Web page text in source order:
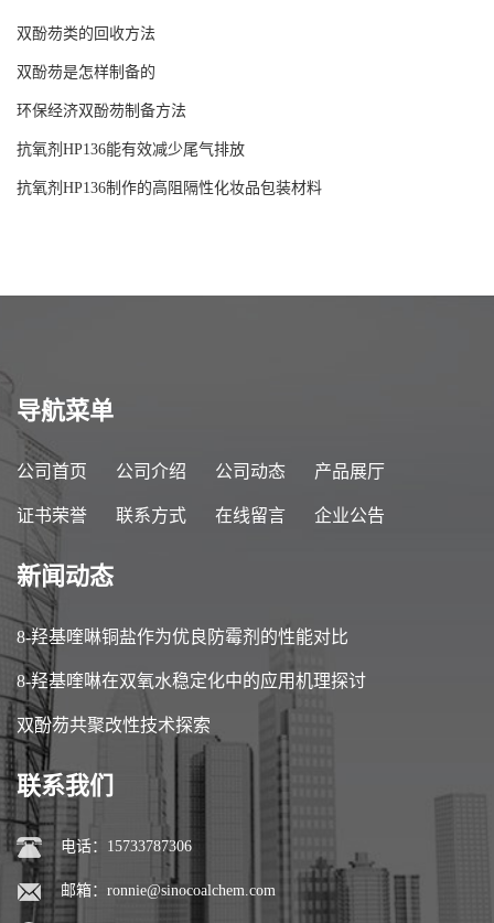
双酚芴类的回收方法
双酚芴是怎样制备的
环保经济双酚芴制备方法
抗氧剂HP136能有效减少尾气排放
抗氧剂HP136制作的高阻隔性化妆品包装材料
导航菜单
公司首页 公司介绍 公司动态 产品展厅
证书荣誉 联系方式 在线留言 企业公告
新闻动态
8-羟基喹啉铜盐作为优良防霉剂的性能对比
8-羟基喹啉在双氧水稳定化中的应用机理探讨
双酚芴共聚改性技术探索
联系我们
电话：15733787306
邮箱： ronnie@sinocoalchem.com